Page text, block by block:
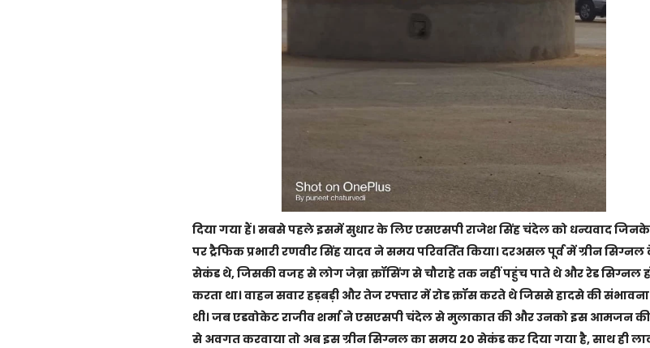
दिया गया हैं। सबसे पहले इसमें सुधार के लिए एसएसपी राजेश सिंह चंदेल को धन्यवाद जिनके
पर ट्रैफिक प्रभारी रणवीर सिंह यादव ने समय परिवर्तित किया। दरअसल पूर्व में ग्रीन सिग्नल
सेकंड थे, जिसकी वजह से लोग जेब्रा क्रॉसिंग से चौराहे तक नहीं पहुंच पाते थे और रेड सिग्नल
करता था। वाहन सवार हड़बड़ी और तेज रफ्तार में रोड क्रॉस करते थे जिससे हादसे की
थी। जब एडवोकेट राजीव शर्मा ने एसएसपी चंदेल से मुलाकात की और उनको इस आमजन की
से अवगत करवाया तो अब इस ग्रीन सिग्नल का समय 20 सेकंड कर दिया गया है, साथ ही